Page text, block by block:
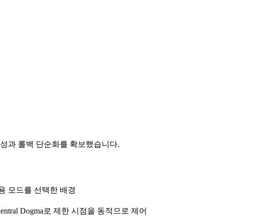
과 롤백 단순화를 확보했습니다.
모드를 선택한 배경
Dogma로 제한 시점을 동적으로 제어